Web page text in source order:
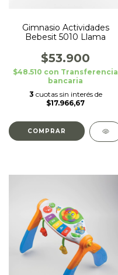
Gimnasio Actividades
Bebesit 5010 Llama
$53.900
$48.510 con Transferencia
bancaria
3 cuotas sin interés de
$17.966,67